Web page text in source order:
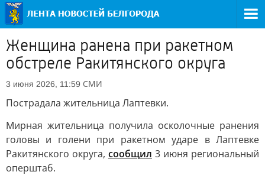
Женщина ранена при ракетном
обстреле Ракитянского округа
3 июня 2026, 11:59 СМИ
Пострадала жительница Лаптевки.
Мирная жительница получила осколочные ранения
головы и голени при ракетном ударе в Лаптевке
Ракитянского округа, сообщил 3 июня региональный
оперштаб.